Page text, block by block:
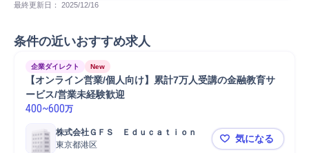
最終更新日： 2025/12/16
条件の近いおすすめ求人
企業ダイレクト New
【オンライン営業/個人向け】累計7万人受講の金融教育サ
ービス/営業未経験歓迎
400~600万
株式会社ＧＦＳ　Ｅｄｕｃａｔｉｏｎ
東京都港区
【オンライ
気になる